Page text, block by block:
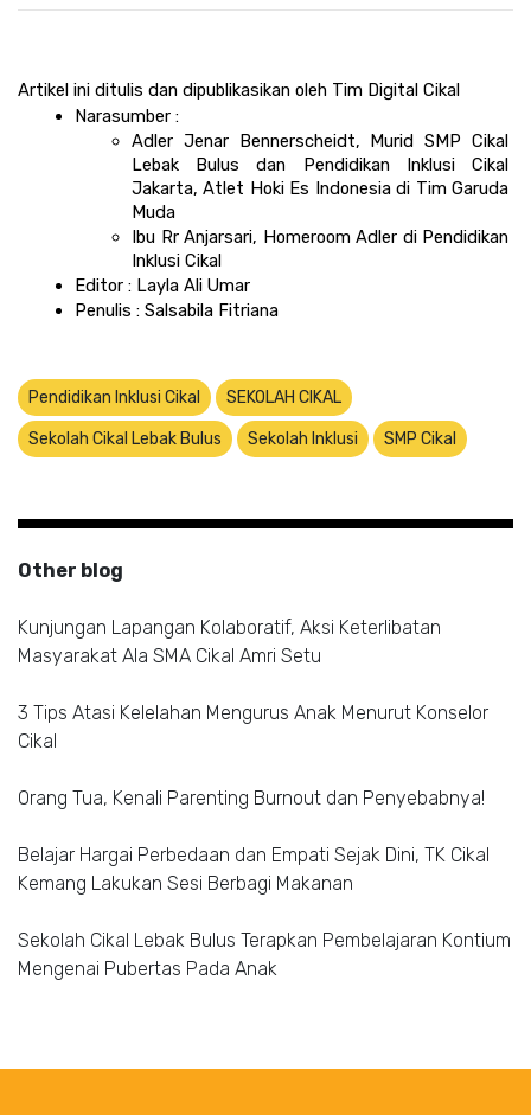
Artikel ini ditulis dan dipublikasikan oleh Tim Digital Cikal
Narasumber :
Adler Jenar Bennerscheidt, Murid SMP Cikal
Lebak Bulus dan Pendidikan Inklusi Cikal
Jakarta, Atlet Hoki Es Indonesia di Tim Garuda
Muda
Ibu Rr Anjarsari, Homeroom Adler di Pendidikan
Inklusi Cikal
Editor : Layla Ali Umar
Penulis : Salsabila Fitriana
Pendidikan Inklusi Cikal SEKOLAH CIKAL
Sekolah Cikal Lebak Bulus Sekolah Inklusi SMP Cikal
Other blog
Kunjungan Lapangan Kolaboratif, Aksi Keterlibatan
Masyarakat Ala SMA Cikal Amri Setu
3 Tips Atasi Kelelahan Mengurus Anak Menurut Konselor
Cikal
Orang Tua, Kenali Parenting Burnout dan Penyebabnya!
Belajar Hargai Perbedaan dan Empati Sejak Dini, TK Cikal
Kemang Lakukan Sesi Berbagi Makanan
Sekolah Cikal Lebak Bulus Terapkan Pembelajaran Kontium
Mengenai Pubertas Pada Anak